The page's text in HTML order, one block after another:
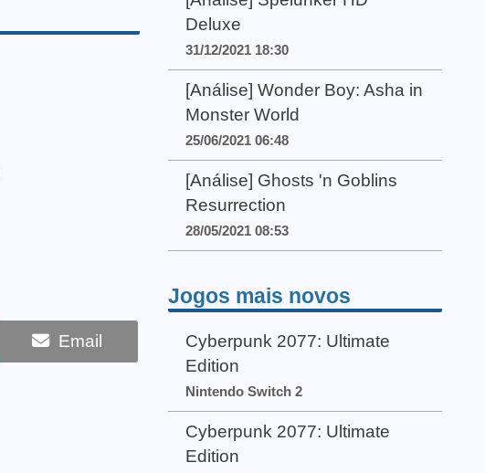
Email
Deluxe
31/12/2021 18:30
[Análise] Wonder Boy: Asha in
Monster World
25/06/2021 06:48
[Análise] Ghosts 'n Goblins
Resurrection
28/05/2021 08:53
Jogos mais novos
Cyberpunk 2077: Ultimate
Edition
Nintendo Switch 2
Cyberpunk 2077: Ultimate
Edition